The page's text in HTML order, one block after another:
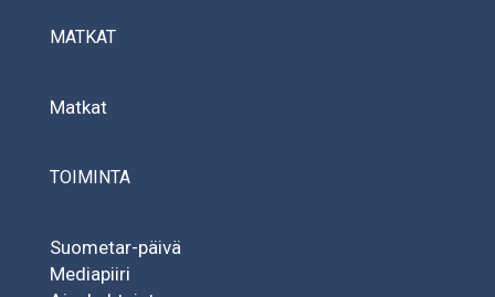
MATKAT
Matkat
TOIMINTA
Suometar-päivä
Mediapiiri